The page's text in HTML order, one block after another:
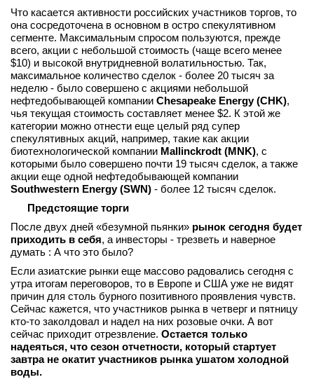
Что касается активности российских участников торгов, то
она сосредоточена в основном в остро спекулятивном
сегменте. Максимальным спросом пользуются, прежде
всего, акции c небольшой стоимость (чаще всего менее
$10) и высокой внутридневной волатильностью. Так,
максимальное количество сделок - более 20 тысяч за
неделю - было совершено с акциями небольшой
нефтедобывающей компании Chesapeake Energy (CHK),
чья текущая стоимость составляет менее $2. К этой же
категории можно отнести еще целый ряд супер
спекулятивных акций, например, такие как акции
биотехнологической компании Mallinckrodt (MNK), с
которыми было совершено почти 19 тысяч сделок, а также
акции еще одной нефтедобывающей компании
Southwestern Energy (SWN) - более 12 тысяч сделок.
Предстоящие торги
После двух дней «безумной пьянки» рынок сегодня будет
приходить в себя, а инвесторы - трезветь и наверное
думать : А что это было?
Если азиатские рынки еще массово радовались сегодня с
утра итогам переговоров, то в Европе и США уже не видят
причин для столь бурного позитивного проявления чувств.
Сейчас кажется, что участников рынка в четверг и пятницу
кто-то заколдовал и надел на них розовые очки. А вот
сейчас приходит отрезвление. Остается только
надеяться, что сезон отчетности, который стартует
завтра не окатит участников рынка ушатом холодной
воды.